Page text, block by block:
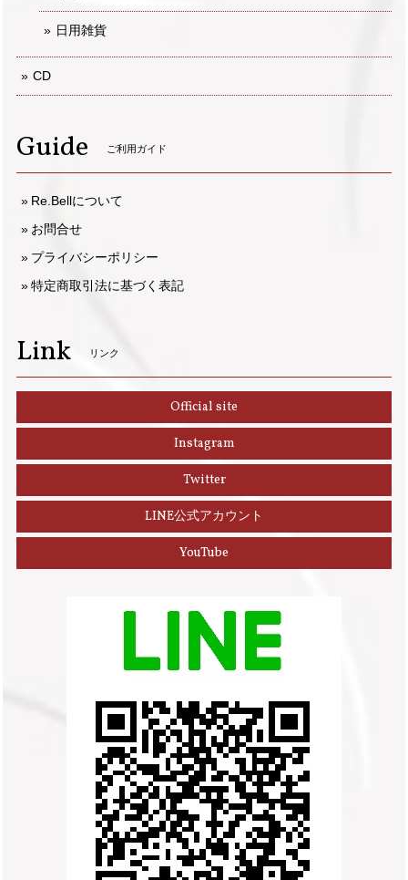
日用雑貨
CD
Guide ご利用ガイド
Re.Bellについて
お問合せ
プライバシーポリシー
特定商取引法に基づく表記
Link リンク
Official site
Instagram
Twitter
LINE公式アカウント
YouTube